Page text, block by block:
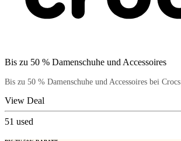
Bis zu 50 % Damenschuhe und Accessoires
Bis zu 50 % Damenschuhe und Accessoires bei Crocs
View Deal
51 used